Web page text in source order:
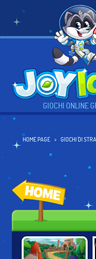
GIOCHI ONLINE
HOME PAGE GIOCHI DI